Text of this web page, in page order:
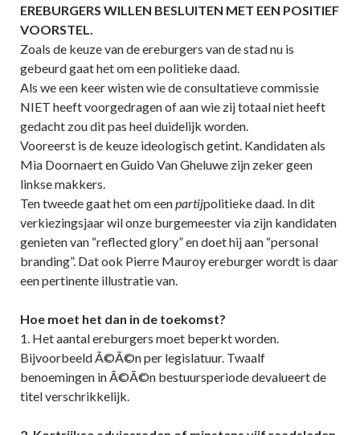
EREBURGERS WILLEN BESLUITEN MET EEN POSITIEF
VOORSTEL.
Zoals de keuze van de ereburgers van de stad nu is
gebeurd gaat het om een politieke daad.
Als we een keer wisten wie de consultatieve commissie
NIET heeft voorgedragen of aan wie zij totaal niet heeft
gedacht zou dit pas heel duidelijk worden.
Vooreerst is de keuze ideologisch getint. Kandidaten als
Mia Doornaert en Guido Van Gheluwe zijn zeker geen
linkse makkers.
Ten tweede gaat het om eenpartijpolitieke daad. In dit
verkiezingsjaar wil onze burgemeester via zijn kandidaten
genieten van “reflected glory” en doet hij aan “personal
branding”. Dat ook Pierre Mauroy ereburger wordt is daar
een pertinente illustratie van.
Hoe moet het dan in de toekomst?
1. Het aantal ereburgers moet beperkt worden.
Bijvoorbeeld Ã©Ã©n per legislatuur. Twaalf
benoemingen in Ã©Ã©n bestuursperiode devalueert de
titel verschrikkelijk.